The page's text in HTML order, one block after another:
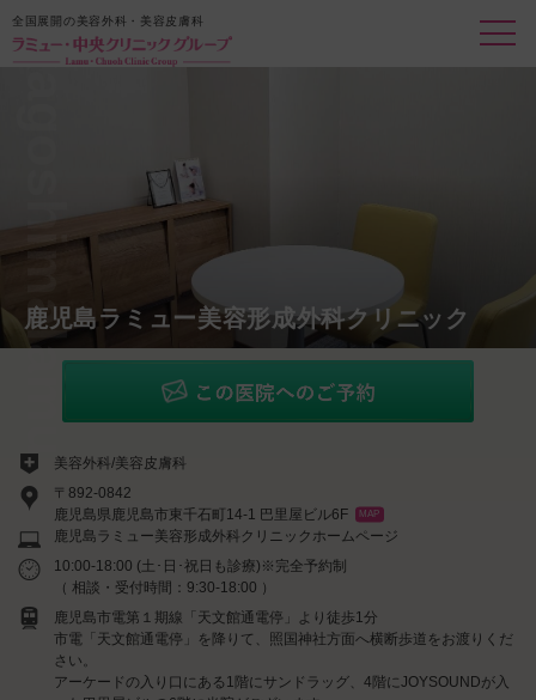
全国展開の美容外科・美容皮膚科
鹿児島ラミュー美容形成外科クリニック
kagoshimalamu
美容外科/美容皮膚科
〒892-0842
鹿児島県鹿児島市東千石町14-1 巴里屋ビル6F
MAP
鹿児島ラミュー美容形成外科クリニックホームページ
10:00-18:00 (土･日･祝日も診療)※完全予約制
（ 相談・受付時間：9:30-18:00 ）
鹿児島市電第１期線「天文館通電停」より徒歩1分
市電「天文館通電停」を降りて、照国神社方面へ横断歩道をお渡りくだ
さい。
アーケードの入り口にある1階にサンドラッグ、4階にJOYSOUNDが入